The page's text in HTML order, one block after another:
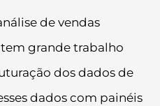
de vendas
grande trabalho
dos dados de
dados com painéis